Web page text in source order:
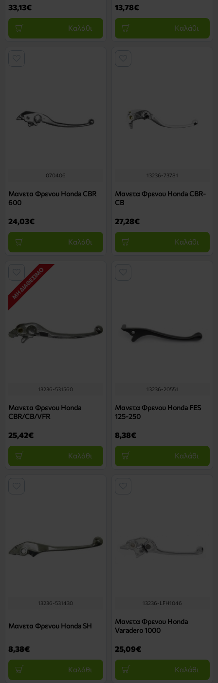
33,13€
Καλάθι
13,78€
Καλάθι
070406
Μανετα Φρενου Honda CBR
600
24,03€
Καλάθι
13236-73781
Μανετα Φρενου Honda CBR-
CB
27,28€
Καλάθι
ΜΗ ΔΙΑΘΈΣΙΜΟ
13236-531560
Μανετα Φρενου Honda
CBR/CB/VFR
25,42€
Καλάθι
13236-20551
Μανετα Φρενου Honda FES
125-250
8,38€
Καλάθι
13236-531430
Μανετα Φρενου Honda SH
8,38€
Καλάθι
13236-LFH1046
Μανετα Φρενου Honda
Varadero 1000
25,09€
Καλάθι